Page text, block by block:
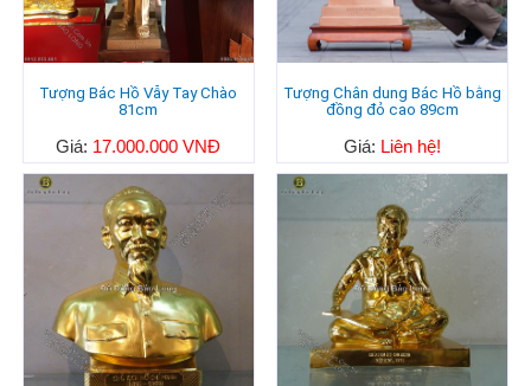
Tượng Bác Hồ Vẫy Tay Chào
81cm
Giá: 17.000.000 VNĐ
Tượng Chân dung Bác Hồ bằng
đồng đỏ cao 89cm
Giá: Liên hệ!